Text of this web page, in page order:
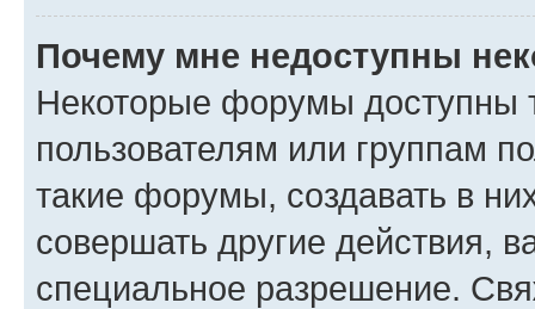
Почему мне недоступны
Некоторые форумы доступны
пользователям или группам
такие форумы, создавать в
совершать другие действия,
специальное разрешение.